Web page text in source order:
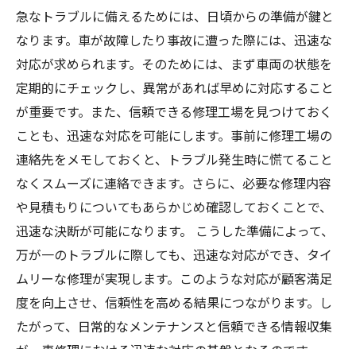
急なトラブルに備えるためには、日頃からの準備が鍵と
なります。車が故障したり事故に遭った際には、迅速な
対応が求められます。そのためには、まず車両の状態を
定期的にチェックし、異常があれば早めに対応すること
が重要です。また、信頼できる修理工場を見つけておく
ことも、迅速な対応を可能にします。事前に修理工場の
連絡先をメモしておくと、トラブル発生時に慌てること
なくスムーズに連絡できます。さらに、必要な修理内容
や見積もりについてもあらかじめ確認しておくことで、
迅速な決断が可能になります。 こうした準備によって、
万が一のトラブルに際しても、迅速な対応ができ、タイ
ムリーな修理が実現します。このような対応が顧客満足
度を向上させ、信頼性を高める結果につながります。し
たがって、日常的なメンテナンスと信頼できる情報収集